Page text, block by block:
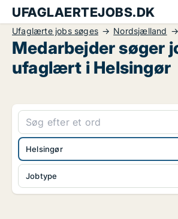
UFAGLAERTEJOBS.DK
Ufaglærte jobs søges Nordsjælland
Medarbejder søger
ufaglært i Helsingør
Jobtype
Helsingør